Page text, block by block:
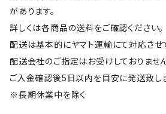
があります。
詳しくは各商品の送料をご確認ください。
配送は基本的にヤマト運輸にて対応させ
配送会社のご指定はお受けしておりませ
ご入金確認後5日以内を目安に発送致しま
※長期休業中を除く